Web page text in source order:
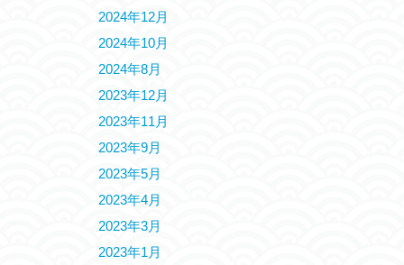
2024年12月
2024年10月
2024年8月
2023年12月
2023年11月
2023年9月
2023年5月
2023年4月
2023年3月
2023年1月